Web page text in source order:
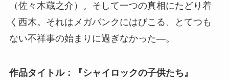
（佐々木蔵之介）。そして一つの真相にたどり着
く西木。それはメガバンクにはびこる、とてつも
ない不祥事の始まりに過ぎなかった―。
作品タイトル：『シャイロックの子供たち』